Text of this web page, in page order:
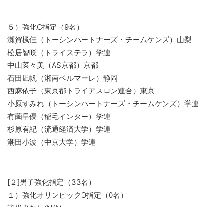
５）強化C指定（9名）
瀬賀楓佳（トーシンパートナーズ・チームケンズ）山梨
松居智咲（トライステラ）学連
中山菜々美（AS京都）京都
石田凪帆（湘南ベルマーレ）静岡
西麻依子（東京都トライアスロン連合）東京
小原すみれ（トーシンパートナーズ・チームケンズ）学連
有薗早優（稲毛インター）学連
杉原有紀（流通経済大学）学連
潮田小波（中京大学）学連
[２]男子強化指定（33名）
１）強化オリンピックO指定（0名）